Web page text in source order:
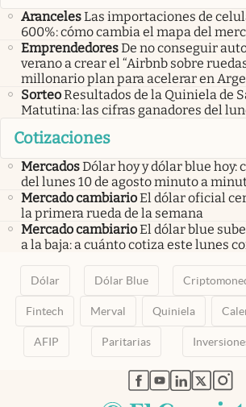
ArancelesLas importaciones de
600%: cómo cambia el mapa del
EmprendedoresDe no conseguir
verano a crear el “Airbnb sobre
millonario plan para acelerar en
SorteoResultados de la Quiniela de
Matutina: las cifras ganadores del
Cotizaciones
MercadosDólar hoy y dólar blue hoy:
del lunes 10 de agosto minuto a
Mercado cambiarioEl dólar oficial
la primera rueda de la semana
Mercado cambiarioEl dólar blue
a la baja: a cuánto cotiza este lunes
Dólar Dólar Blue
Fintech Merval Quiniela
AFIP Paritarias
abre en nueva
abre en nueva
abre en
abre